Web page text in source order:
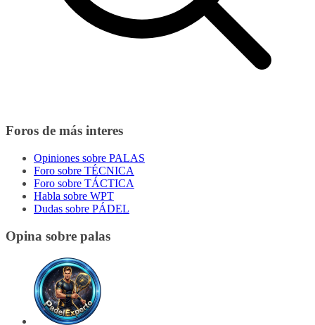
Foros de más interes
Opiniones sobre PALAS
Foro sobre TÉCNICA
Foro sobre TÁCTICA
Habla sobre WPT
Dudas sobre PÁDEL
Opina sobre palas